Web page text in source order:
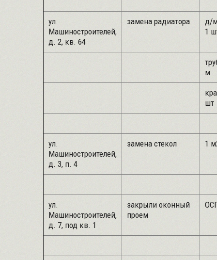
ул.
Машиностроителей,
д. 2, кв. 64
замена радиатора
д/
1
м
шт
ул.
Машиностроителей,
д. 3, п. 4
замена стекол 1
ул.
Машиностроителей,
д. 7, под кв. 1
закрыли оконный
проем